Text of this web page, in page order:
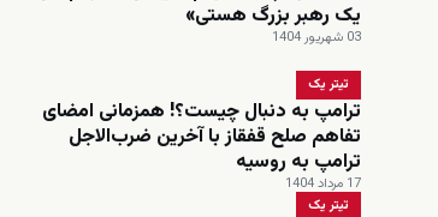
یک رهبر بزرگ هستی»
03 شهریور 1404
تیتر یک
ترامپ به دنبال چیست؟! همزمانی امضای
تفاهم صلح قفقاز با آخرین ضرب‌الاجل
ترامپ به روسیه
17 مرداد 1404
تیتر یک